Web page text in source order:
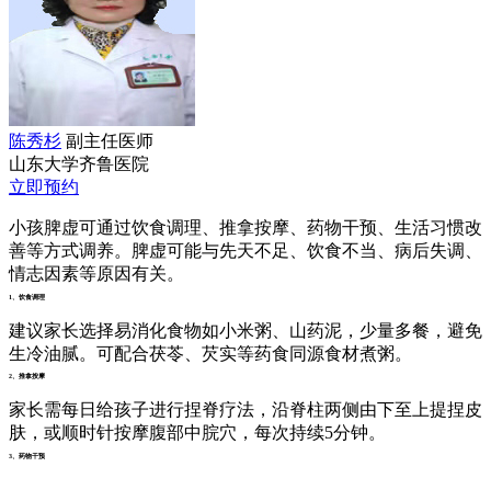
陈秀杉 副主任医师
山东大学齐鲁医院
立即预约
小孩脾虚可通过饮食调理、推拿按摩、药物干预、生活习惯改
善等方式调养。脾虚可能与先天不足、饮食不当、病后失调、
情志因素等原因有关。
1、饮食调理
建议家长选择易消化食物如小米粥、山药泥，少量多餐，避免
生冷油腻。可配合茯苓、芡实等药食同源食材煮粥。
2、推拿按摩
家长需每日给孩子进行捏脊疗法，沿脊柱两侧由下至上提捏皮
肤，或顺时针按摩腹部中脘穴，每次持续5分钟。
3、药物干预